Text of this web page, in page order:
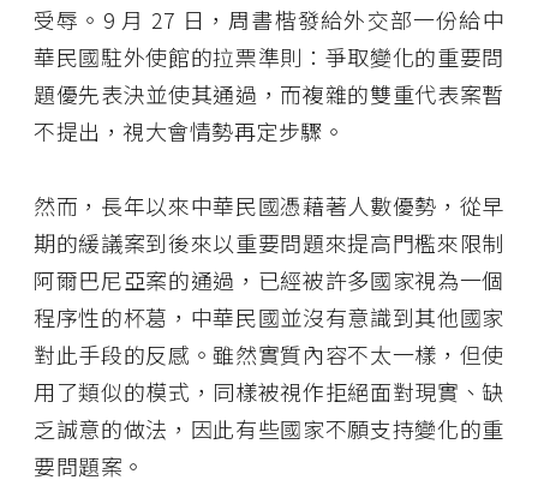
受辱。9 月 27 日，周書楷發給外交部一份給中
華民國駐外使館的拉票準則：爭取變化的重要問
題優先表決並使其通過，而複雜的雙重代表案暫
不提出，視大會情勢再定步驟。
然而，長年以來中華民國憑藉著人數優勢，從早
期的緩議案到後來以重要問題來提高門檻來限制
阿爾巴尼亞案的通過，已經被許多國家視為一個
程序性的杯葛，中華民國並沒有意識到其他國家
對此手段的反感。雖然實質內容不太一樣，但使
用了類似的模式，同樣被視作拒絕面對現實、缺
乏誠意的做法，因此有些國家不願支持變化的重
要問題案。